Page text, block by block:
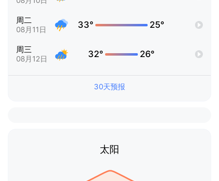
周二
08月11日 33° 25°
周三
08月12日 32° 26°
30天预报
太阳